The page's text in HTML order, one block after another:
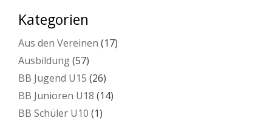
Kategorien
Aus den Vereinen (17)
Ausbildung(57)
BB Jugend U15 (26)
BB Junioren U18 (14)
BB Schüler U10 (1)